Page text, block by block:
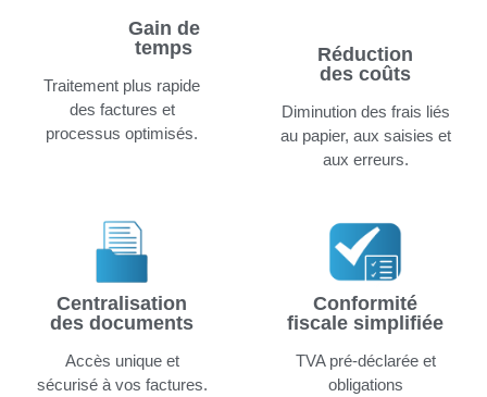
Gain de
temps
Traitement plus rapide
des factures et
processus optimisés.
Réduction
des coûts
Diminution des frais liés
au papier, aux saisies et
aux erreurs.
Centralisation
des documents
Accès unique et
sécurisé à vos factures.
Conformité
fiscale simplifiée
TVA pré-déclarée et
obligations